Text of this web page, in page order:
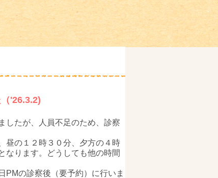
'26.3.2)
したが、人員不足のため、診察
昼の１２時３０分、夕方の４時
なります。どうしても他の時間
の診察後（要予約）に行いま